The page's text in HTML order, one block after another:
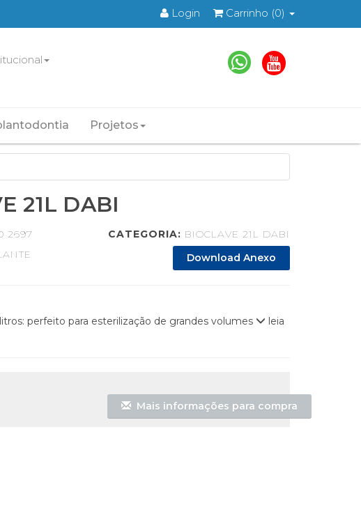
Login Carrinho (0)
Projetos
21L DABI
2697 CATEGORIA: BIOCLAVE 21L DABI
Download Anexo
perfeito para esterilização de grandes volumes
leia
Mais informações para compra